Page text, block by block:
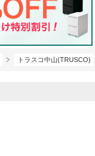
トラスコ中山(TRUSCO)